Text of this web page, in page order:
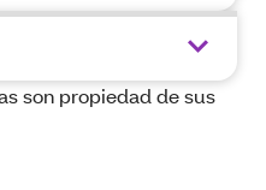
son propiedad de sus